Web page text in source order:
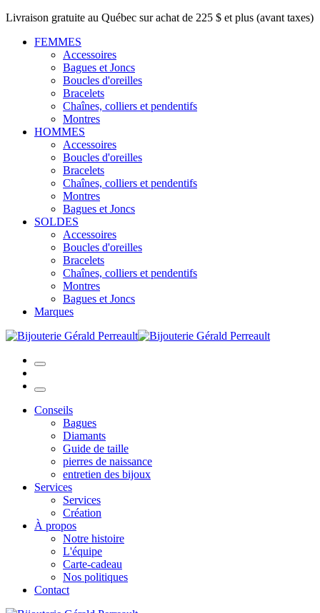
Livraison gratuite au Québec sur achat de 225 $ et plus (avant taxes)
FEMMES
Accessoires
Bagues et Joncs
Boucles d'oreilles
Bracelets
Chaînes, colliers et pendentifs
Montres
HOMMES
Accessoires
Boucles d'oreilles
Bracelets
Chaînes, colliers et pendentifs
Montres
Bagues et Joncs
SOLDES
Accessoires
Boucles d'oreilles
Bracelets
Chaînes, colliers et pendentifs
Montres
Bagues et Joncs
Marques
Conseils
Bagues
Diamants
Guide de taille
pierres de naissance
entretien des bijoux
Services
Services
Création
À propos
Notre histoire
L'équipe
Carte-cadeau
Nos politiques
Contact